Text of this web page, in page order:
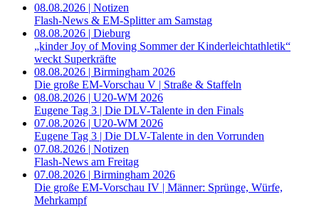
08.08.2026 | Notizen
Flash-News & EM-Splitter am Samstag
08.08.2026 | Dieburg
„kinder Joy of Moving Sommer der Kinderleichtathletik“
weckt Superkräfte
08.08.2026 | Birmingham 2026
Die große EM-Vorschau V | Straße & Staffeln
08.08.2026 | U20-WM 2026
Eugene Tag 3 | Die DLV-Talente in den Finals
07.08.2026 | U20-WM 2026
Eugene Tag 3 | Die DLV-Talente in den Vorrunden
07.08.2026 | Notizen
Flash-News am Freitag
07.08.2026 | Birmingham 2026
Die große EM-Vorschau IV | Männer: Sprünge, Würfe,
Mehrkampf